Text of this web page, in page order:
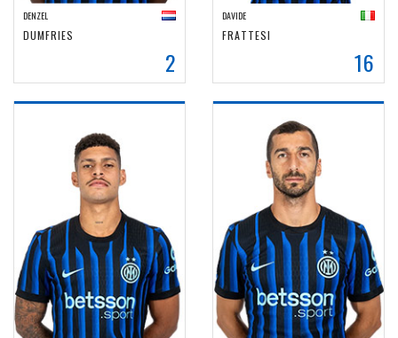
DENZEL
DUMFRIES
2
DAVIDE
FRATTESI
16